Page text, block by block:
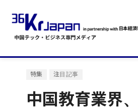
特集 注目記事
中国教育業界